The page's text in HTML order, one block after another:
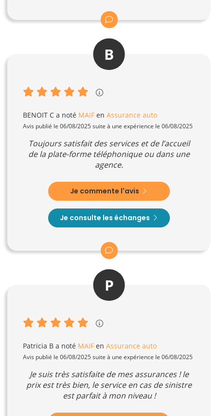
B
BENOIT C a noté MAIF en Assurance auto
Avis publié le 06/08/2025 suite à une expérience le 06/08/2025
Toujours satisfait des services et de l’accueil
de la plate-forme téléphonique ou dans une
agence.
Je commente l'avis
Je consulte les échanges
P
Patricia B a noté MAIF en Assurance auto
Avis publié le 06/08/2025 suite à une expérience le 06/08/2025
Je suis très satisfaite de mes assurances ! le
prix est très bien, le service en cas de sinistre
est parfait à mon niveau !